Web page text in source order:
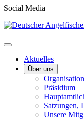
Social Media
Aktuelles
Über uns
Organisation
Präsidium
Satzungen,
Unsere